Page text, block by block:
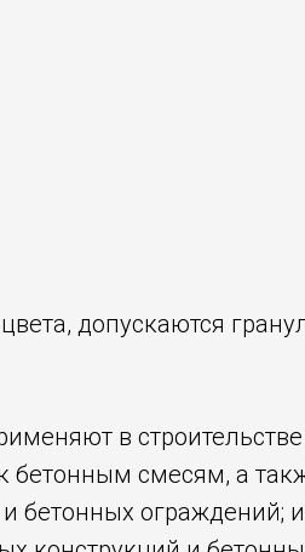
допускаются
в
смесям, а
бетонных ограждений;